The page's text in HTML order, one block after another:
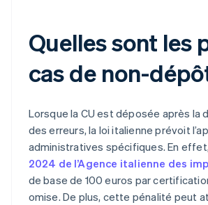
Quelles sont les
cas de non-
Lorsque la CU est déposée après
des erreurs, la loi italienne prévoit
administratives spécifiques. En
2024 de l’Agence italienne des
de base de 100 euros par
omise. De plus, cette pénalité peut